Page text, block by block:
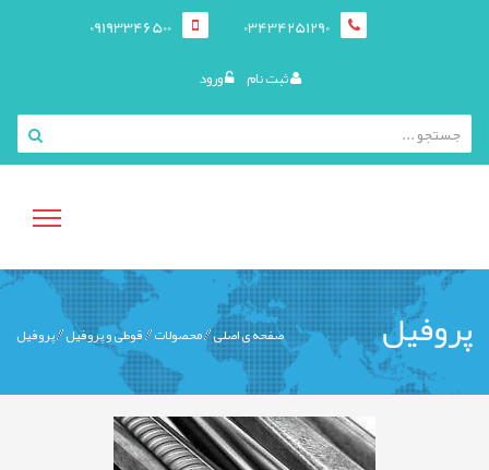
03434251290
09193346500
ثبت نام ورود
منوی
کاربری
پروفیل صفحه ی اصلی محصولات قوطی و پروفيل پروفیل